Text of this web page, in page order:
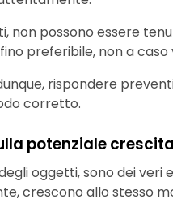
non possono essere
preferibile, non a
rispondere
corretto.
potenziale
oggetti, sono dei veri
crescono allo stesso